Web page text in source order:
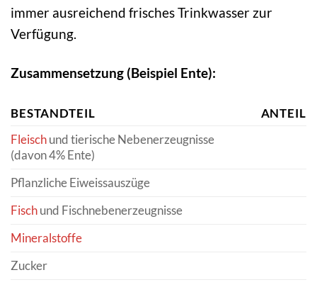
immer ausreichend frisches Trinkwasser zur
Verfügung.
Zusammensetzung (Beispiel Ente):
BESTANDTEIL
ANTEIL
Fleischund tierische Nebenerzeugnisse
(davon 4% Ente)
Pflanzliche Eiweissauszüge
Fischund Fischnebenerzeugnisse
Mineralstoffe
Zucker